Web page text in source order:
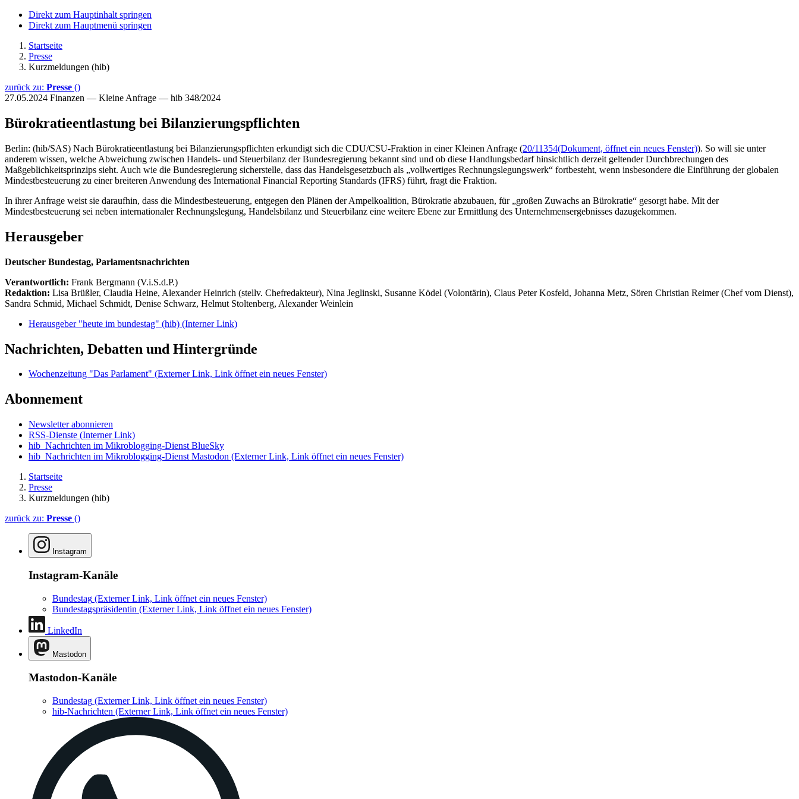
Direkt zum Hauptinhalt springen
Direkt zum Hauptmenü springen
Startseite
Presse
Kurzmeldungen (hib)
zurück zu: Presse ()
27.05.2024 Finanzen — Kleine Anfrage — hib 348/2024
Bürokratieentlastung bei Bilanzierungspflichten
Berlin: (hib/SAS) Nach Bürokratieentlastung bei Bilanzierungspflichten erkundigt sich die CDU/CSU-Fraktion in einer Kleinen Anfrage (20/11354(Dokument, öffnet ein neues Fenster)). So will sie unter
anderem wissen, welche Abweichung zwischen Handels- und Steuerbilanz der Bundesregierung bekannt sind und ob diese Handlungsbedarf hinsichtlich derzeit geltender Durchbrechungen des
Maßgeblichkeitsprinzips sieht. Auch wie die Bundesregierung sicherstelle, dass das Handelsgesetzbuch als „vollwertiges Rechnungslegungswerk“ fortbesteht, wenn insbesondere die Einführung der globalen
Mindestbesteuerung zu einer breiteren Anwendung des International Financial Reporting Standards (IFRS) führt, fragt die Fraktion.
In ihrer Anfrage weist sie daraufhin, dass die Mindestbesteuerung, entgegen den Plänen der Ampelkoalition, Bürokratie abzubauen, für „großen Zuwachs an Bürokratie“ gesorgt habe. Mit der
Mindestbesteuerung sei neben internationaler Rechnungslegung, Handelsbilanz und Steuerbilanz eine weitere Ebene zur Ermittlung des Unternehmensergebnisses dazugekommen.
Herausgeber
Deutscher Bundestag, Parlamentsnachrichten
Verantwortlich: Frank Bergmann (V.i.S.d.P.)
Redaktion: Lisa Brüßler, Claudia Heine, Alexander Heinrich (stellv. Chefredakteur), Nina Jeglinski, Susanne Ködel (Volontärin), Claus Peter Kosfeld, Johanna Metz, Sören Christian Reimer (Chef vom Dienst),
Sandra Schmid, Michael Schmidt, Denise Schwarz, Helmut Stoltenberg, Alexander Weinlein
Herausgeber "heute im bundestag" (hib) (Interner Link)
Nachrichten, Debatten und Hintergründe
Wochenzeitung "Das Parlament" (Externer Link, Link öffnet ein neues Fenster)
Abonnement
Newsletter abonnieren
RSS-Dienste (Interner Link)
hib_Nachrichten im Mikroblogging-Dienst BlueSky
hib_Nachrichten im Mikroblogging-Dienst Mastodon (Externer Link, Link öffnet ein neues Fenster)
Startseite
Presse
Kurzmeldungen (hib)
zurück zu: Presse ()
Instagram
Instagram-Kanäle
Bundestag (Externer Link, Link öffnet ein neues Fenster)
Bundestagspräsidentin (Externer Link, Link öffnet ein neues Fenster)
LinkedIn
Mastodon
Mastodon-Kanäle
Bundestag (Externer Link, Link öffnet ein neues Fenster)
hib-Nachrichten (Externer Link, Link öffnet ein neues Fenster)